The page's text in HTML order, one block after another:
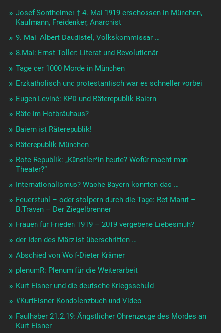
Josef Sontheimer † 4. Mai 1919 erschossen in München,
Kaufmann, Freidenker, Anarchist
9. Mai: Albert Daudistel, Volkskommissar …
8.Mai: Ernst Toller: Literat und Revolutionär
Tage der 1000 Morde in München
Erzkatholisch und protestantisch war es schneller vorbei
Eugen Levinè: KPD und Räterepublik Baiern
Räte im Hofbräuhaus?
Baiern ist Räterepublik!
Räterepublik München
Rote Republik: „Künstler*in heute? Wofür macht man
Theater?“
Internationalismus? Wache Bayern konnten das …
Feuerstuhl – oder stolpern durch die Tage: Ret Marut –
B.Traven – Der Ziegelbrenner
Frauen für Frieden 1919 – 2019 vergebene Liebesmüh?
der Iden des März ist überschritten …
Abschied von Wolf-Dieter Krämer
plenumR: Plenum für die Weiterarbeit
Kurt Eisner und die deutsche Kriegsschuld
#KurtEisner Kondolenzbuch und Video
Faulhaber 21.2.19: Ängstlicher Ohrenzeuge des Mordes an
Kurt Eisner